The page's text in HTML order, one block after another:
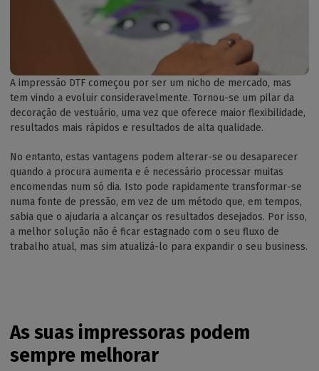
A impressão DTF começou por ser um nicho de mercado, mas
tem vindo a evoluir consideravelmente. Tornou-se um pilar da
decoração de vestuário, uma vez que oferece maior flexibilidade,
resultados mais rápidos e resultados de alta qualidade.
No entanto, estas vantagens podem alterar-se ou desaparecer
quando a procura aumenta e é necessário processar muitas
encomendas num só dia. Isto pode rapidamente transformar-se
numa fonte de pressão, em vez de um método que, em tempos,
sabia que o ajudaria a alcançar os resultados desejados. Por isso,
a melhor solução não é ficar estagnado com o seu fluxo de
trabalho atual, mas sim atualizá-lo para expandir o seu business.
As suas impressoras podem
sempre melhorar